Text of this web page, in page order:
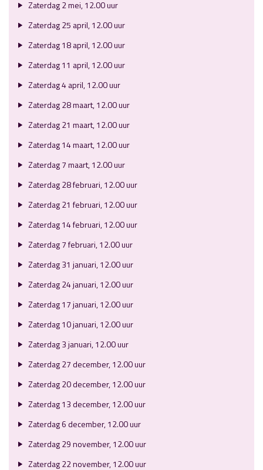
Zaterdag 2 mei, 12.00 uur
Zaterdag 25 april, 12.00 uur
Zaterdag 18 april, 12.00 uur
Zaterdag 11 april, 12.00 uur
Zaterdag 4 april, 12.00 uur
Zaterdag 28 maart, 12.00 uur
Zaterdag 21 maart, 12.00 uur
Zaterdag 14 maart, 12.00 uur
Zaterdag 7 maart, 12.00 uur
Zaterdag 28 februari, 12.00 uur
Zaterdag 21 februari, 12.00 uur
Zaterdag 14 februari, 12.00 uur
Zaterdag 7 februari, 12.00 uur
Zaterdag 31 januari, 12.00 uur
Zaterdag 24 januari, 12.00 uur
Zaterdag 17 januari, 12.00 uur
Zaterdag 10 januari, 12.00 uur
Zaterdag 3 januari, 12.00 uur
Zaterdag 27 december, 12.00 uur
Zaterdag 20 december, 12.00 uur
Zaterdag 13 december, 12.00 uur
Zaterdag 6 december, 12.00 uur
Zaterdag 29 november, 12.00 uur
Zaterdag 22 november, 12.00 uur